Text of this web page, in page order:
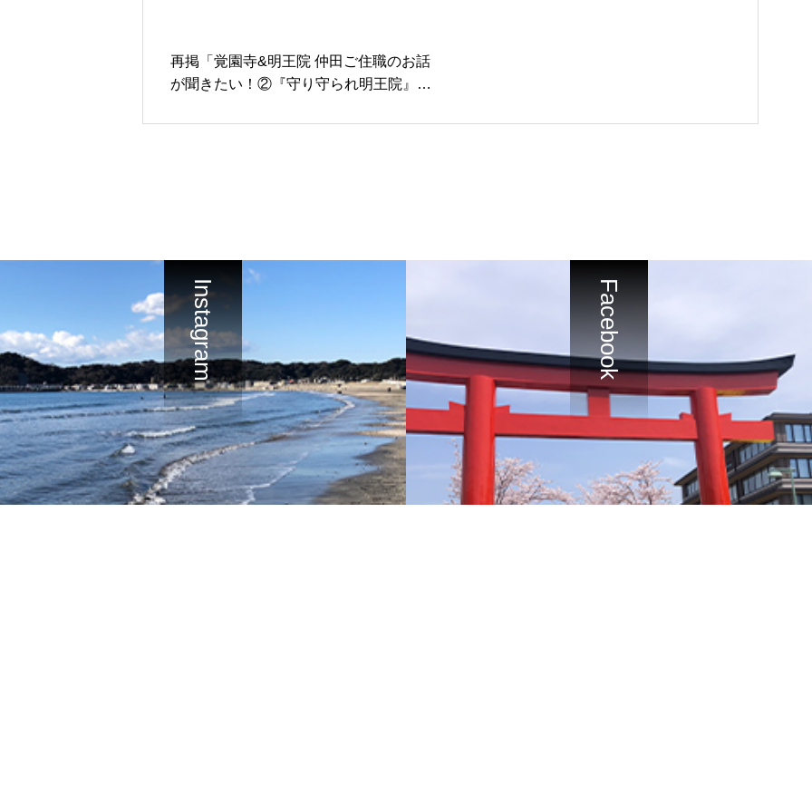
再掲「覚園寺&明王院 仲田ご住職のお話
が聞きたい！②『守り守られ明王院』の
Instagram Facebook